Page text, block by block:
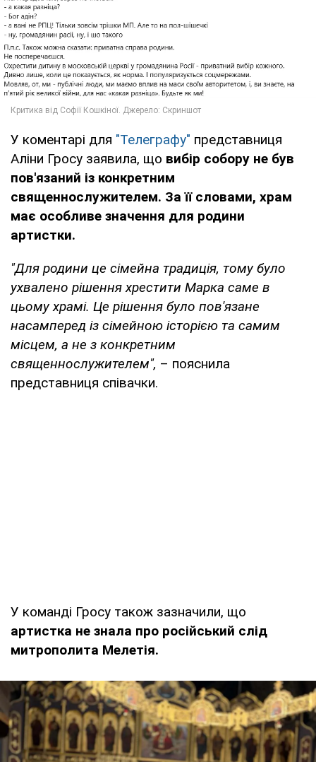
У коментарі для "Телеграфу" представниця
Аліни Гросу заявила, що вибір собору не був
пов'язаний із конкретним
священнослужителем. За її словами, храм
має особливе значення для родини
артистки.
"Для родини це сімейна традиція, тому було
ухвалено рішення хрестити Марка саме в
цьому храмі. Це рішення було пов'язане
насамперед із сімейною історією та самим
місцем, а не з конкретним
священнослужителем", – пояснила
представниця співачки.
У команді Гросу також зазначили, що
артистка не знала про російський слід
митрополита Мелетія.